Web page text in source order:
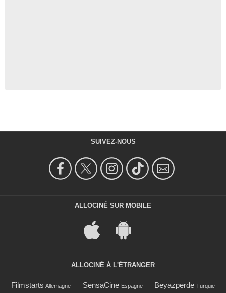
SUIVEZ-NOUS
ALLOCINÉ SUR MOBILE
ALLOCINÉ À L'ÉTRANGER
Filmstarts Allemagne SensaCine Espagne Beyazperde Turquie